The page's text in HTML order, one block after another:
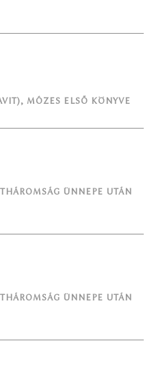
, MÓZES ELSŐ KÖNYVE
ÜNNEPE UTÁN
ÜNNEPE UTÁN